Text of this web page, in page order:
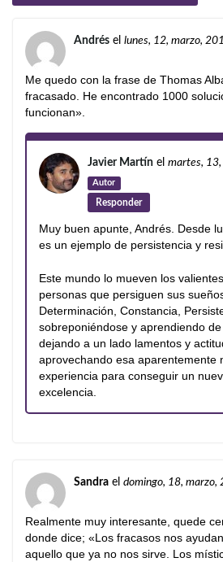
Andrés el lunes, 12, marzo,
Me quedo con la frase de Thomas
fracasado. He encontrado 1000
funcionan».
Javier Martín el martes,
Autor
Responder
Muy buen apunte, Andrés. Desde
es un ejemplo de persistencia y
Este mundo lo mueven los
personas que persiguen sus
Determinación, Constancia,
sobreponiéndose y aprendiendo de
dejando a un lado lamentos y
aprovechando esa aparentemente
experiencia para conseguir un
excelencia.
Sandra el domingo, 18, marzo,
Realmente muy interesante, quede
donde dice; «Los fracasos nos
aquello que ya no nos sirve. Los